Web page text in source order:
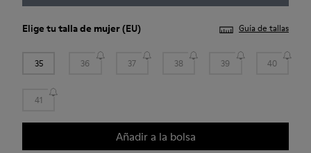
Elige tu talla de mujer(EU) Guía de tallas
35 36 37 38 39 40
41
Añadir a la bolsa